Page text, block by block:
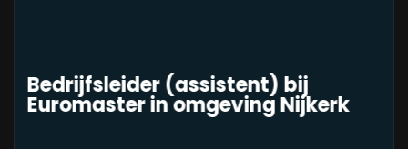
Bedrijfsleider (assistent) bij
Euromaster in omgeving Nijkerk